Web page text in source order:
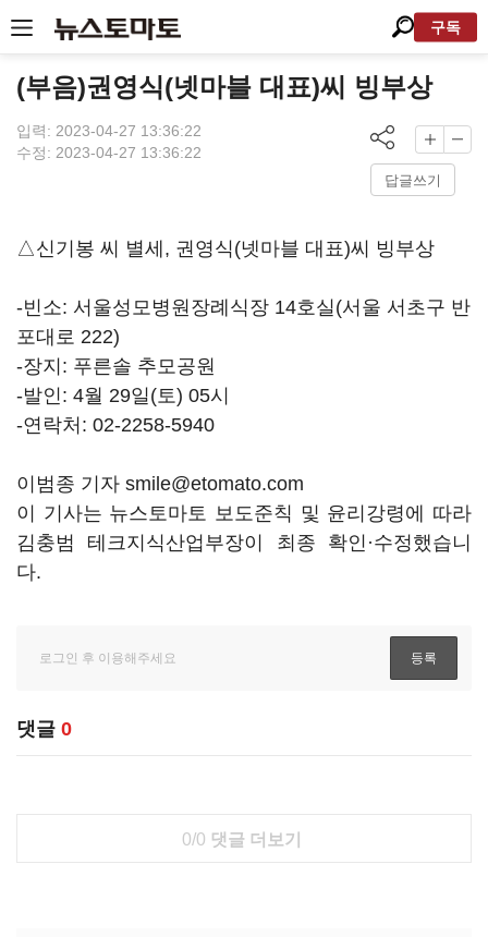
구독
(부음)권영식(넷마블 대표)씨 빙부상
입력: 2023-04-27 13:36:22
수정: 2023-04-27 13:36:22
답글쓰기
△신기봉 씨 별세, 권영식(넷마블 대표)씨 빙부상
-빈소: 서울성모병원장례식장 14호실(서울 서초구 반
포대로 222)
-장지: 푸른솔 추모공원
-발인: 4월 29일(토) 05시
-연락처: 02-2258-5940
이범종 기자 smile@etomato.com
이 기사는 뉴스토마토 보도준칙 및 윤리강령에 따라
김충범 테크지식산업부장이 최종 확인·수정했습니
다.
댓글 0
0/0 댓글 더보기